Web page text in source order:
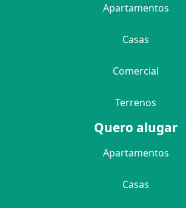
Apartamentos
Casas
Comercial
Terrenos
Quero alugar
Apartamentos
Casas